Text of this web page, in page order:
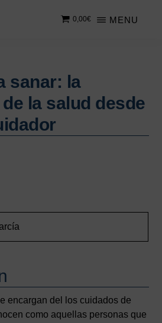
MENU
0,00€
sanar: la
la salud desde
encargan del los cuidados de
como aquellas personas que